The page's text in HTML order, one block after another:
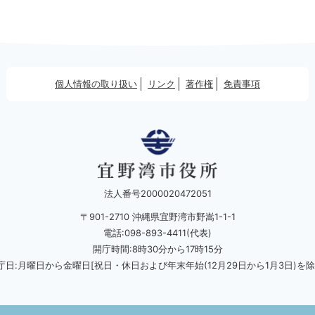
個人情報の取り扱い リンク 著作権 免責事項
法人番号2000020472051
〒901-2710 沖縄県宜野湾市野嵩1-1-1
電話:098-893-4411(代表)
開庁時間:8時30分から17時15分
日:月曜日から金曜日[祝日・休日および年末年始(12月29日から1月3日)を